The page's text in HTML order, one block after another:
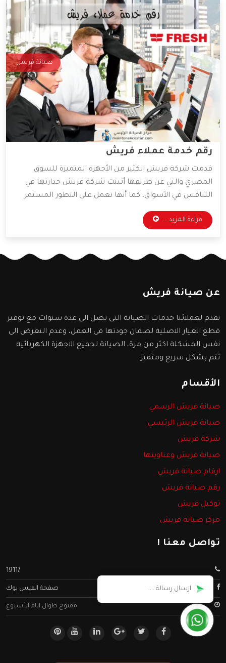
صيانة فريش
رقم خدمة عملاء فريش
قدمت شركة فريش الكثير من الأجهزة المتميزة للسوق
المصري والتي عن طريقها أثبتت شركة فريش جدارتها في
التنافس في الأسواق، كما أنها تعمل على التطور المستمر
لأجهزتها المتوفرة، و ذلك للعمل على راحة العميل بأكبر كم
من التطور التكنولوجي، وقد وفرت الشركة خدمات مهمة
قراءة المزيد ...
عن صيانة فريش
نقدم لعملائنا خدمات الصيانة التى تصل الى عدة سنوات مع توفير
قطع الغيار الاصلية لضمان جودتها فى العمل، وعدم التعرض الى
نفس المشكلة اكثر من مرة، الصيانة لجميع الاجهزة الكهربائية
تتم بشكل سريع ومتميز.
الأقسام
صيانة فريش الرسمي
صيانة فريش الرئيسي
شركة فريش
صيانة فريش وعناوينها
ارقام صيانة فريش
رقم صيانة فريش
توكيل فريش
مركز صيانة فريش
تواصل معنا !
19117
صفحة الفيس بوك
مفتوح طوال ايام الأسبوع